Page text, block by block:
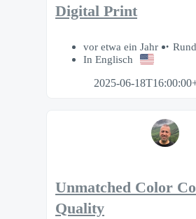
Digital Print
vor etwa ein Jahr
In Englisch
2025-06-
Unmatched Color
Quality